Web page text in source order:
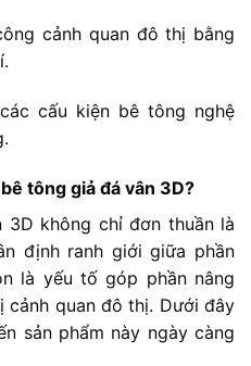
cảnh quan đôthị bằng
các cấu kiện bêtông nghệ
bê tông giả đá vân 3D?
3D không chỉ đơn thuần là
định ranh giớigiữa phần
là yếu tốgóp phần nâng
cảnh quanđôthị. Dướiđây
sản phẩm này ngàycàng